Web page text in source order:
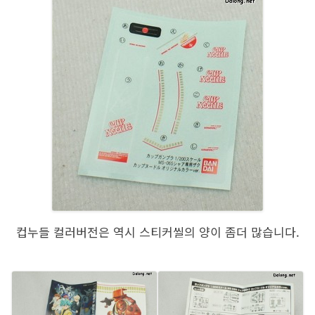
컵누들 컬러버전은 역시 스티커씰의 양이 좀더 많습니다.